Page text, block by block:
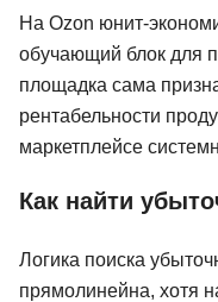
На Ozon юнит-
обучающий блок для
площадка сама
рентабельности
маркетплейсе
Как найти
Логика поиска
прямолинейна, хотя